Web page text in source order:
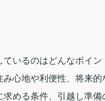
いるのはどんなポイ
心地や利便性、将来
める条件、引越し準